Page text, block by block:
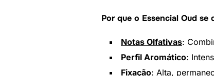
Por que o Essencial Oud se
Notas Olfativas:
Perfil Aromático:
Fixação: Alta,